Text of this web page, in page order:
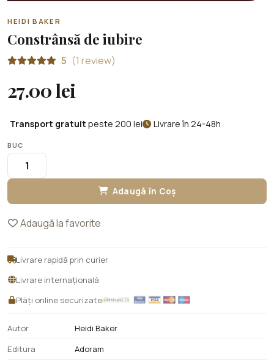
HEIDI BAKER
Constrânsă de iubire
5 (1 review)
27.00 lei
Transport gratuit peste 200 lei Livrare în 24-48h
BUC
Adaugă în Coș
Adaugă la favorite
Livrare rapidă prin curier
Livrare internațională
Plăți online securizate
Autor
Heidi Baker
Editura
Adoram